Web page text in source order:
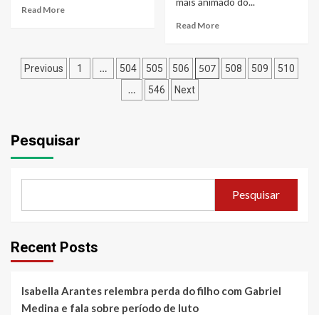
Read MoreRead
Semana
Senac
conexão
e
espaços
na
Campinas
Read MoreRead
grande
Cristiano
e
Cruzeiro
Paginação
Previous 1 … 504 505 506 507 508 509 510
… 546 Next
Pesquisar
Pesquisar
Recent Posts
Isabella Arantes relembra perda do filho com Gabriel
Medina e fala sobre período de luto